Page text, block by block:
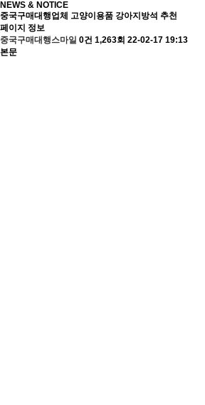
NEWS & NOTICE
중국구매대행업체 고양이용품 강아지방석 추천
페이지 정보
중국구매대행스마일 0건 1,263회 22-02-17 19:13
본문